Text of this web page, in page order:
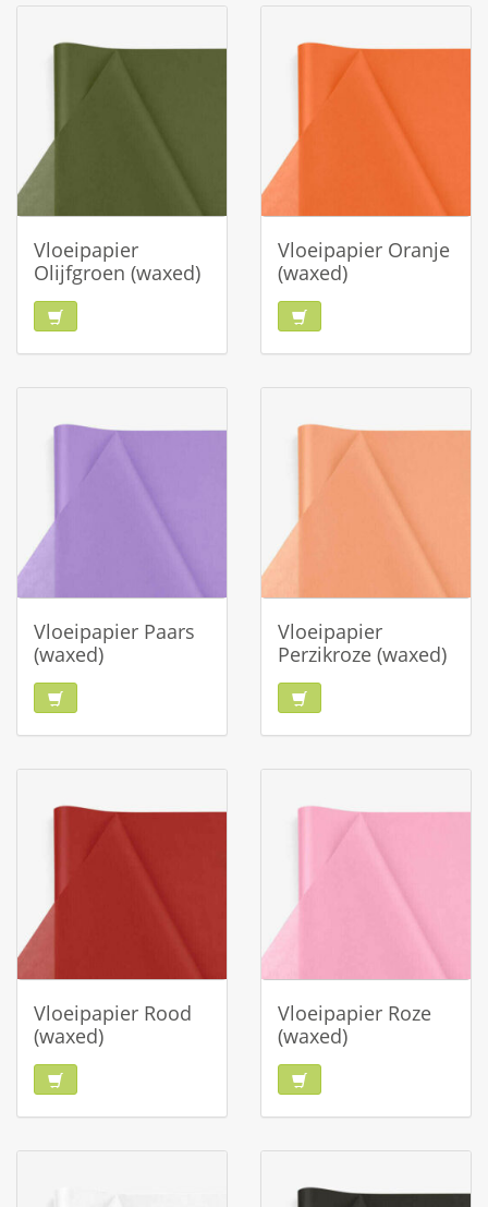
Vloeipapier
Olijfgroen (waxed)
Vloeipapier Oranje
(waxed)
Vloeipapier Paars
(waxed)
Vloeipapier
Perzikroze (waxed)
Vloeipapier Rood
(waxed)
Vloeipapier Roze
(waxed)